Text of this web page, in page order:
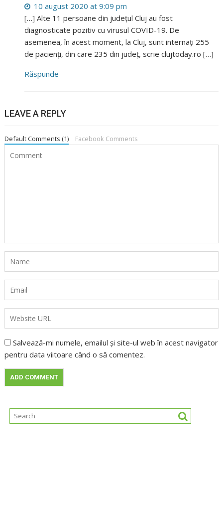
10 august 2020 at 9:09 pm
[…] Alte 11 persoane din județul Cluj au fost
diagnosticate pozitiv cu virusul COVID-19. De
asemenea, în acest moment, la Cluj, sunt internați 255
de pacienți, din care 235 din județ, scrie clujtoday.ro […]
Răspunde
LEAVE A REPLY
Default Comments (1) Facebook Comments
Salvează-mi numele, emailul și site-ul web în acest navigator
pentru data viitoare când o să comentez.